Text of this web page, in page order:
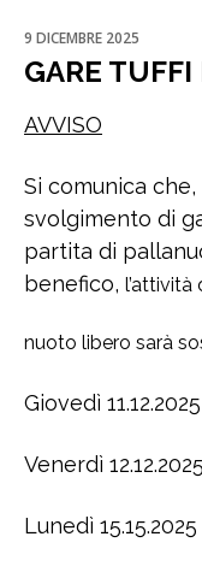
9 DICEMBRE 2025
GARE
AVVISO
Si comunica
svolgimento di
partita di
benefico, l’attività
nuoto libero sarà
Giovedì
Venerdì
Lunedì